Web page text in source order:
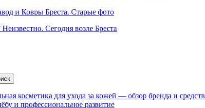
и Ковры Бреста. Старые фото
Сегодня возле Бреста
косметика для ухода за кожей — обзор бренда и средств
и профессиональное развитие